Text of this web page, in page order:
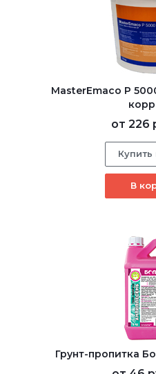
MasterEmaco P
от 226
Купить
В
Грунт-пропитка